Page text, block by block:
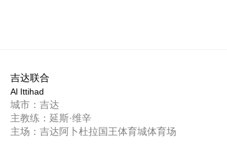
吉达联合
Al Ittihad
城市：吉达
主教练：延斯·维辛
主场：吉达阿卜杜拉国王体育城体育场